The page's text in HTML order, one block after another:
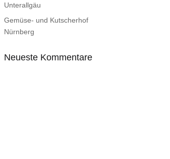
Unterallgäu
Gemüse- und Kutscherhof
Nürnberg
Neueste Kommentare